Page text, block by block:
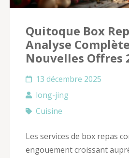
Quitoque Box
Analyse
Nouvelles Offres
13 décembre 2025
long-jing
Cuisine
Les services de box repas
engouement croissant